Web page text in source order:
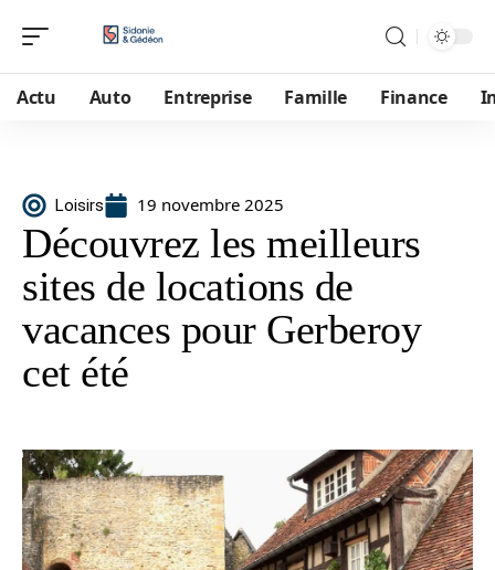
Actu Auto Entreprise Famille Finance
Loisirs 19 novembre 2025
Découvrez les meilleurs
sites de locations de
vacances pour Gerberoy
cet été